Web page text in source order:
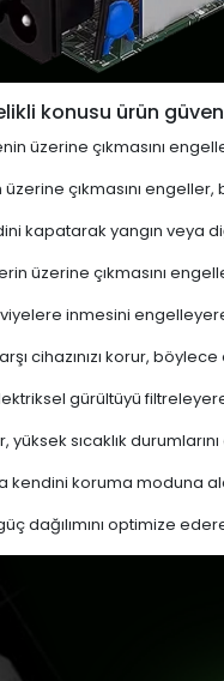
konusu ürün
üzerine çıkmasını
üzerine çıkmasını
kapatarak yangın veya
üzerine çıkmasını
inmesini
cihazınızı korur,
gürültüyü
sıcaklık
kendini koruma moduna
dağılımını optimize